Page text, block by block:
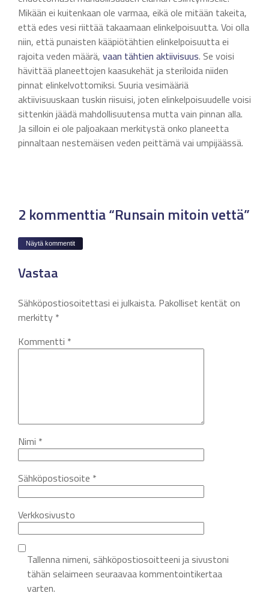
Mikään ei kuitenkaan ole varmaa, eikä ole mitään takeita,
että edes vesi riittää takaamaan elinkelpoisuutta. Voi olla
niin, että punaisten kääpiötähtien elinkelpoisuutta ei
rajoita veden määrä, vaan tähtien aktiivisuus. Se voisi
hävittää planeettojen kaasukehät ja steriloida niiden
pinnat elinkelvottomiksi. Suuria vesimääriä
aktiivisuuskaan tuskin riisuisi, joten elinkelpoisuudelle voisi
sittenkin jäädä mahdollisuutensa mutta vain pinnan alla.
Ja silloin ei ole paljoakaan merkitystä onko planeetta
pinnaltaan nestemäisen veden peittämä vai umpijäässä.
2 kommenttia “Runsain mitoin vettä”
Näytä kommentit
Vastaa
Sähköpostiosoitettasi ei julkaista. Pakolliset kentät on
merkitty *
Kommentti *
Nimi *
Sähköpostiosoite *
Verkkosivusto
Tallenna nimeni, sähköpostiosoitteeni ja sivustoni
tähän selaimeen seuraavaa kommentointikertaa
varten.